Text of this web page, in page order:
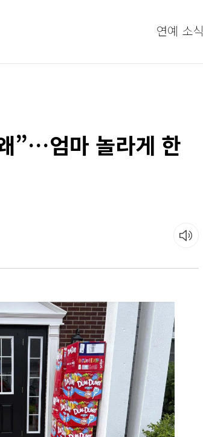
연예 소식
”…엄마 놀라게 한